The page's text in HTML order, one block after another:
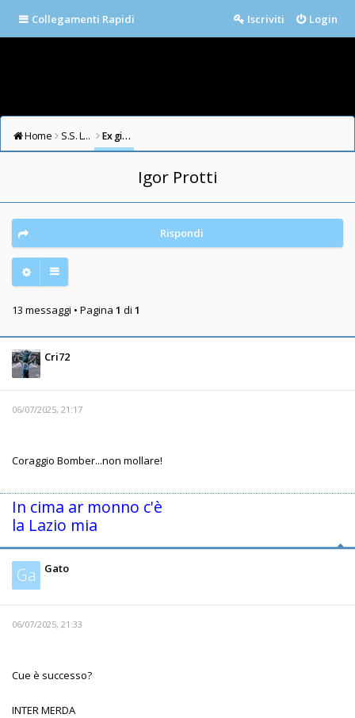
Collegamenti Rapidi Login
Iscriviti
Home S.S. LAZIO FORUM Ex giocatori della Lazio
Igor Protti
Rispondi
13 messaggi • Pagina 1 di 1
Cri72
06/07/2025, 21:17
Coraggio Bomber...non mollare!
In cima ar monno c'è
la Lazio mia
Ga Gato
06/07/2025, 21:33
Cue è successo?
INTER MERDA